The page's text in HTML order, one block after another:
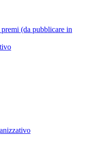
(da pubblicare in